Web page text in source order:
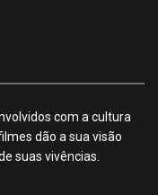
com a cultura
dão a sua visão
suas vivências.